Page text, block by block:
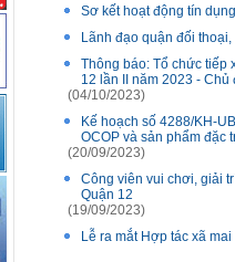
Sơ kết hoạt động tín
Lãnh đạo quận đối
Thông báo: Tổ chức tiếp
12 lần II năm 2023 -
(04/10/2023)
Kế hoạch số 4288/KH-
OCOP và sản phẩm đặc
(20/09/2023)
Công viên vui chơi, giải
Quận 12
(19/09/2023)
Lễ ra mắt Hợp tác xã